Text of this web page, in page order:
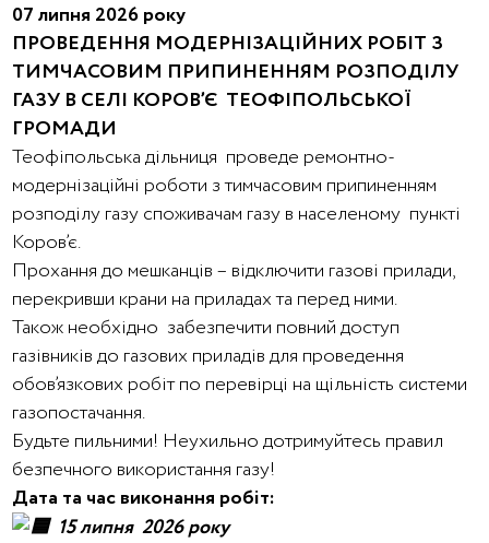
07 липня 2026 року
ПРОВЕДЕННЯ МОДЕРНІЗАЦІЙНИХ РОБІТ З
ТИМЧАСОВИМ ПРИПИНЕННЯМ РОЗПОДІЛУ
ГАЗУ В СЕЛІ КОРОВ’Є ТЕОФІПОЛЬСЬКОЇ
ГРОМАДИ
Теофіпольська дільниця проведе ремонтно-
модернізаційні роботи з тимчасовим припиненням
розподілу газу споживачам газу в населеному пункті
Коров’є.
Прохання до мешканців – відключити газові прилади,
перекривши крани на приладах та перед ними.
Також необхідно забезпечити повний доступ
газівників до газових приладів для проведення
обов’язкових робіт по перевірці на щільність системи
газопостачання.
Будьте пильними! Неухильно дотримуйтесь правил
безпечного використання газу!
Дата та час виконання робіт:
15 липня 2026 року